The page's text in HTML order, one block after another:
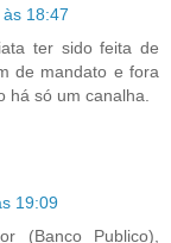
18:47
ter sido feita de
de mandato e fora
há só um canalha.
19:09
(Banco Publico),